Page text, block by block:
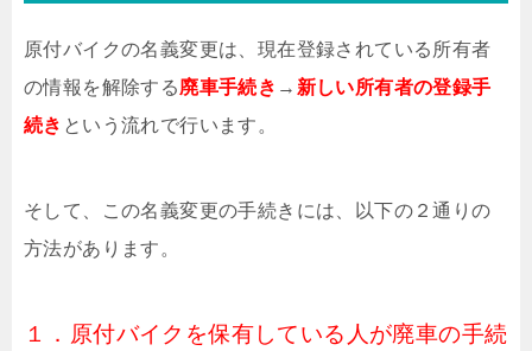
原付バイクの名義変更は、現在登録されている所有者
の情報を解除する廃車手続き → 新しい所有者の登録手
続き という流れで行います。
そして、この名義変更の手続きには、以下の２通りの
方法があります。
１．原付バイクを保有している人が廃車の手続